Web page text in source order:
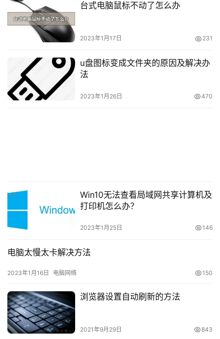
在
线
5、不要轻易打开来源不明的电子邮件或者任何不明的
连接。
数据，防止病毒来袭时，数据能够得到有效的保存。
面对来势汹汹的“勒索病毒”，及时的作出相应的防范措
要轻易付款，及时报警。IT百科也将持续关注“勒索病毒”的
最新进展，为大家带来最新的防范措施。
关于鹅厂回应勒索病毒，手把手教你保护电脑的相关内容；如
有侵权，请联系老文删除。
台式电脑鼠标不动了怎么办
2023年1月17日 231
u盘图标变成文件夹的原因及解决办
法
2023年1月26日 470
Win10无法查看局域网共享计算机及
打印机怎么办？
2023年1月25日 146
电脑太慢太卡解决方法
2023年1月16日 电脑网络 150
浏览器设置自动刷新的方法
2021年9月29日 843